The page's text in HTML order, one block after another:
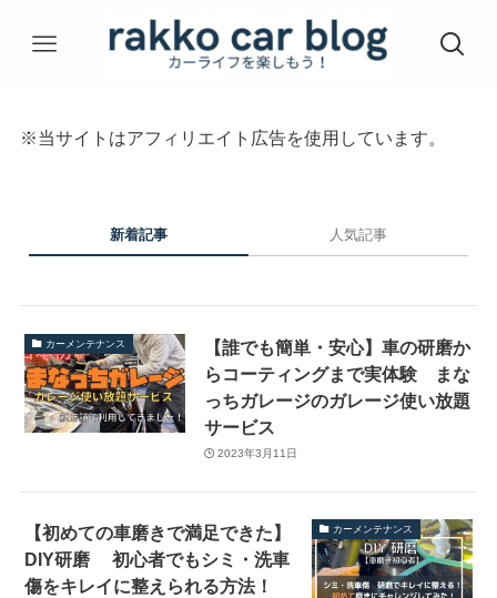
※当サイトはアフィリエイト広告を使用しています。
新着記事 人気記事
カーメンテナンス
【誰でも簡単・安心】車の研磨か
らコーティングまで実体験 まな
っちガレージのガレージ使い放題
サービス
2023年3月11日
カーメンテナンス
【初めての車磨きで満足できた】
DIY研磨 初心者でもシミ・洗車
傷をキレイに整えられる方法！